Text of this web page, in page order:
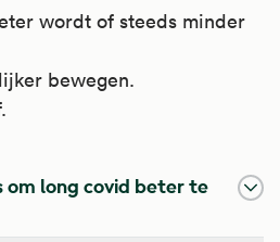
wordt of steeds minder
bewegen.
om long covid beter te